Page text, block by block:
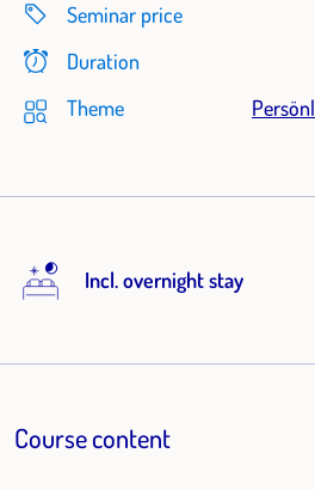
Seminar price
Duration
Theme
Incl. overnight stay
Course content